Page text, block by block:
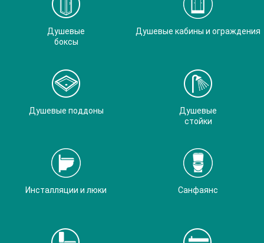
Душевые
боксы
Душевые кабины и ограждения
Душевые поддоны
Душевые
стойки
Инсталляции и люки Санфаянс